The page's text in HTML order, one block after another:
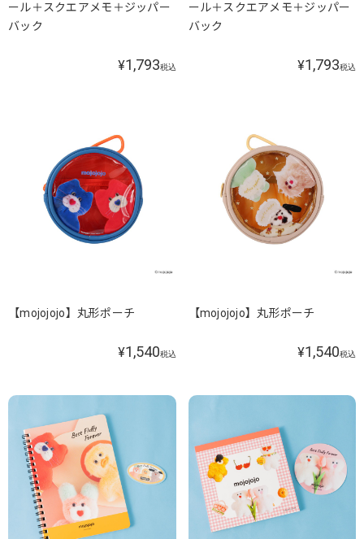
ール＋スクエアメモ＋ジッパー
バック
¥1,793税込
ール＋スクエアメモ＋ジッパー
バック
¥1,793税込
【mojojojo】丸形ポーチ
¥1,540税込
【mojojojo】丸形ポーチ
¥1,540税込